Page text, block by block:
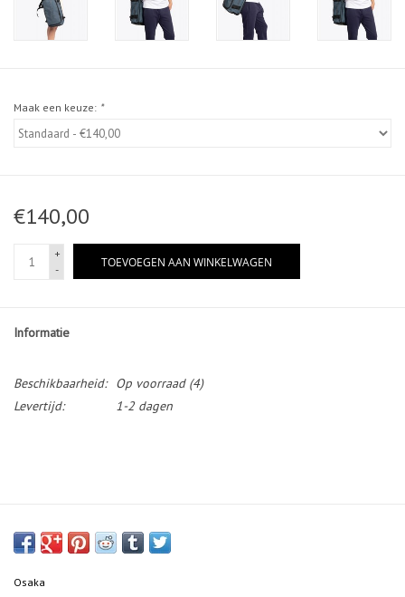
Maak een keuze: *
€140,00
+
-
TOEVOEGEN AAN WINKELWAGEN
Informatie
Beschikbaarheid: Op voorraad(4)
Levertijd:
1-2 dagen
Osaka